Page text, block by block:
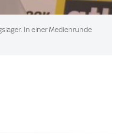
In einer Medienrunde